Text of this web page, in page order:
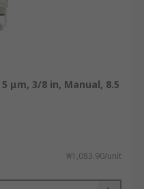
μm, 3/8 in, Manual, 8.5
₩1,083.90/unit